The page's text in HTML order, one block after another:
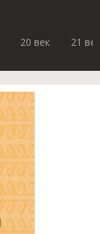
20 век 21 век